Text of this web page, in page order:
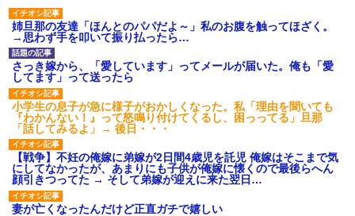
姉旦那の友達「ほんとのパパだよ～」私のお腹を触ってほざく。
→思わず手を叩いて振り払ったら…
さっき嫁から、「愛しています」ってメールが届いた。俺も「愛
してます」って送ったら
小学生の息子が急に様子がおかしくなった。私「理由を聞いても
『わかんない！』って怒鳴り付けてくるし、困っってる」旦那
「話してみるよ」→ 後日・・・
【戦争】不妊の俺嫁に弟嫁が2日間4歳児を託児 俺嫁はそこまで気
にしてなかったが、あまりにも子供が俺嫁に懐くので最後らへん
顔引きつってた → そして弟嫁が迎えに来た翌日…
妻が亡くなったんだけど正直ガチで嬉しい